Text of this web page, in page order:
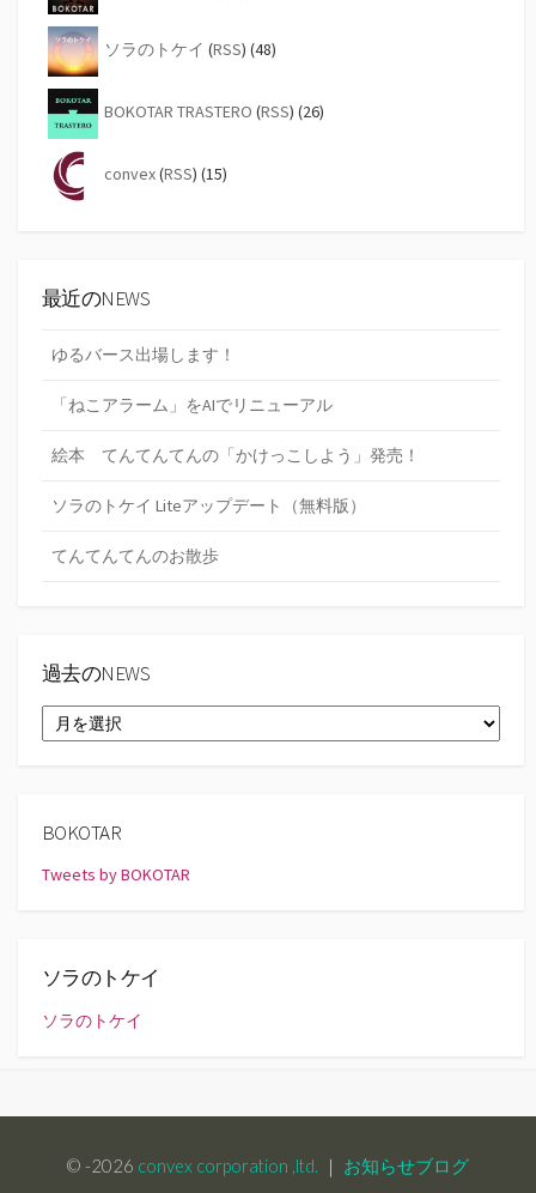
ソラのトケイ (RSS) (48)
BOKOTAR TRASTERO (RSS) (26)
convex(RSS) (15)
最近のNEWS
ゆるバース出場します！
「ねこアラーム」をAIでリニューアル
絵本 てんてんてんの「かけっこしよう」発売！
ソラのトケイ Liteアップデート（無料版）
てんてんてんのお散歩
過去のNEWS
去
BOKOTAR
Tweets by BOKOTAR
ソラのトケイ
ソラのトケイ
© -2026 convex corporation ,ltd. ｜ お知らせブログ